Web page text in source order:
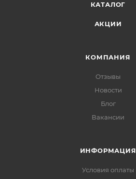
КАТАЛОГ
АКЦИИ
КОМПАНИЯ
Отзывы
Новости
Блог
Вакансии
ИНФОРМАЦИЯ
Условия оплаты